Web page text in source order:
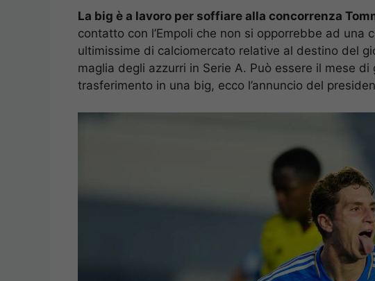
La big è a lavoro per soffiare alla concorrenza
contatto con l’Empoli che non si opporrebbe ad una
ultimissime di calciomercato relative al destino del
maglia degli azzurri in Serie A. Può essere il mese
trasferimento in una big, ecco l’annuncio del